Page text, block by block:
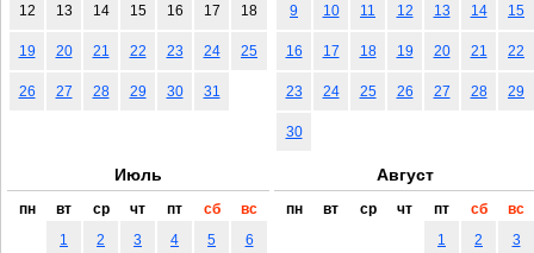
12 13 14 15 16 17 18
19 20 21 22 23 24 25
26 27 28 29 30 31
9 10 11 12 13 14 15
16 17 18 19 20 21 22
23 24 25 26 27 28 29
30
Июль
пн вт ср чт пт сб
вс
1
2 3 4 5 6
Август
пн вт ср чт пт сб
вс
1
2 3